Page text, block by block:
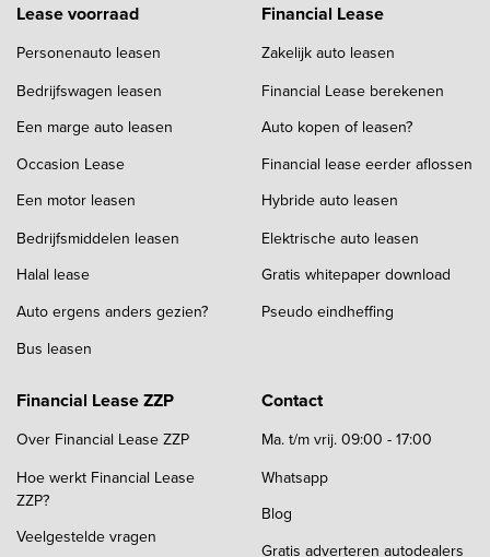
Lease voorraad
Personenauto leasen
Bedrijfswagen leasen
Een marge auto leasen
Occasion Lease
Een motor leasen
Bedrijfsmiddelen leasen
Halal lease
Auto ergens anders gezien?
Bus leasen
Financial Lease
Zakelijk auto leasen
Financial Lease berekenen
Auto kopen of leasen?
Financial lease eerder aflossen
Hybride auto leasen
Elektrische auto leasen
Gratis whitepaper download
Pseudo eindheffing
Financial Lease ZZP
Over Financial Lease ZZP
Hoe werkt Financial Lease
ZZP?
Veelgestelde vragen
Contact
Ma. t/m vrij. 09:00 - 17:00
Whatsapp
Blog
Gratis adverteren autodealers